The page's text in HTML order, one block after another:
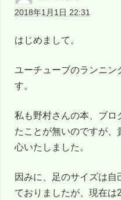
2018年1月1日 22:31
はじめまして。
ユーチューブのランニン
す。
私も野村さんの本、ブロ
たことが無いのですが
心いたしました。
因みに、足のサイズは
ておりましたが、現在